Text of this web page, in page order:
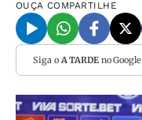
OUÇA COMPARTILHE
Siga o A TARDEno Google